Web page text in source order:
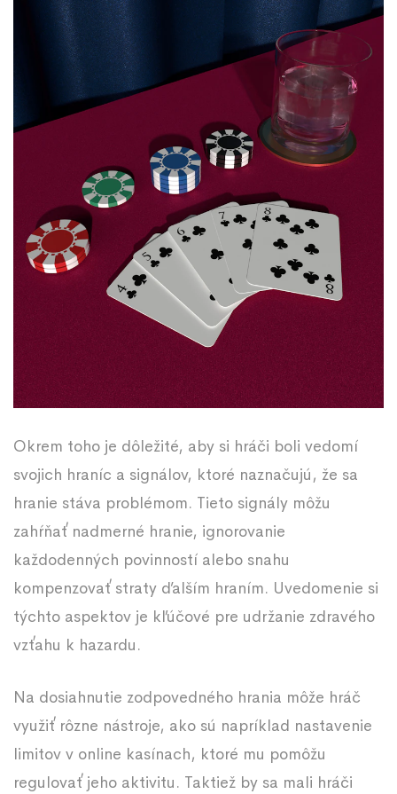
Okrem toho je dôležité, aby si hráči boli vedomí
svojich hraníc a signálov, ktoré naznačujú, že sa
hranie stáva problémom. Tieto signály môžu
zahŕňať nadmerné hranie, ignorovanie
každodenných povinností alebo snahu
kompenzovať straty ďalším hraním. Uvedomenie si
týchto aspektov je kľúčové pre udržanie zdravého
vzťahu k hazardu.
Na dosiahnutie zodpovedného hrania môže hráč
využiť rôzne nástroje, ako sú napríklad nastavenie
limitov v online kasínach, ktoré mu pomôžu
regulovať jeho aktivitu. Taktiež by sa mali hráči